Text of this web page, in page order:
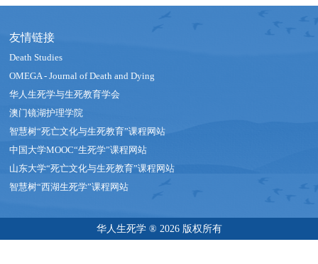
友情链接
Death Studies
OMEGA - Journal of Death and Dying
华人生死学与生死教育学会
澳门镜湖护理学院
智慧树“死亡文化与生死教育”课程网站
中国大学MOOC“生死学”课程网站
山东大学“死亡文化与生死教育”课程网站
智慧树“西湖生死学”课程网站
华人生死学 ® 2026 版权所有